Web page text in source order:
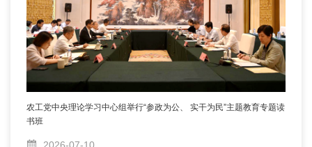
农工党中央理论学习中心组举行“参政为公、 实干为民”主题教育专题读
书班